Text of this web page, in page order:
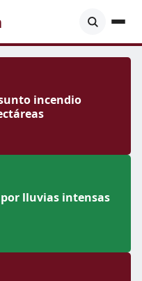
incendio
lluvias intensas